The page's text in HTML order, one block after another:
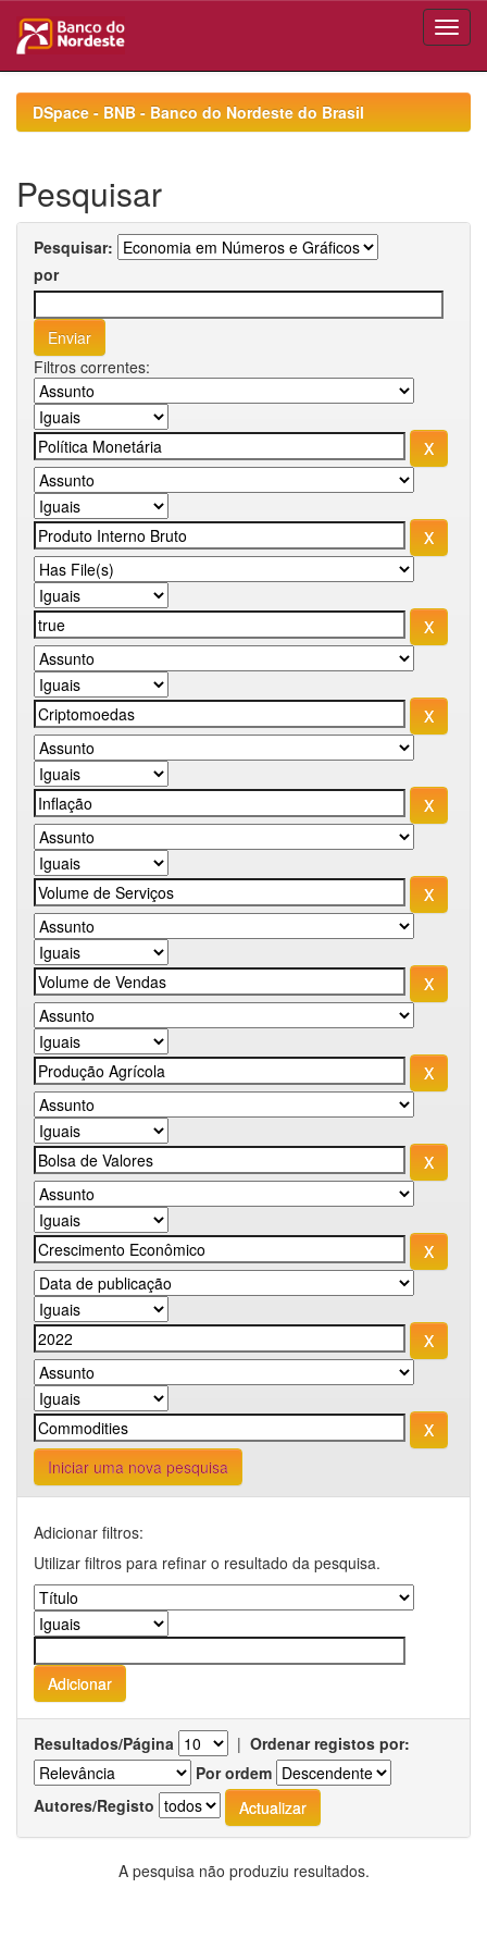
navigationDSpace - BNB - Banco do Nordeste do Brasil
Pesquisar
Pesquisar:
por
Filtros correntes:
Iniciar uma nova pesquisa
Adicionar filtros:
Utilizar filtros para refinar o resultado da pesquisa.
Resultados/Página | Ordenar registos por:
Por ordem
Autores/Registo
A pesquisa não produziu resultados.